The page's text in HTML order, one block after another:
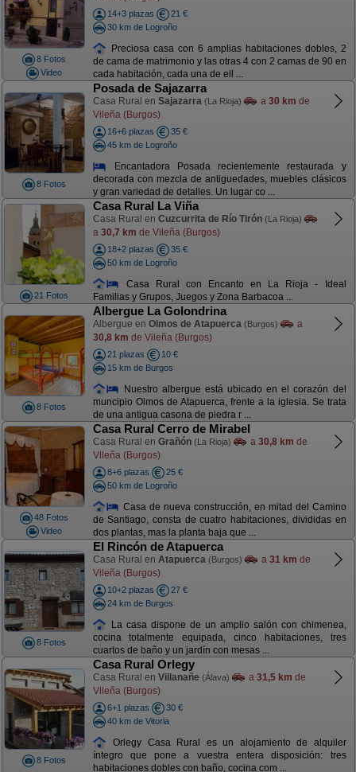
8 Fotos
Video
14+3 plazas
21 €
30 km de Logroño
Preciosa casa con 6 amplias habitaciones dobles, 2
de cama de matrimonio y las otras 4 con 2 camas de 90 en
cada habitación, cada una de ell ...
8 Fotos
Posada de Sajazarra
Casa Rural en Sajazarra (La Rioja) a 30 km de
Vileña (Burgos)
16+6 plazas
35 €
45 km de Logroño
Encantadora Posada recientemente restaurada y
decorada con mezcla de antiguedades, muebles clásicos
y gran variedad de detalles. Un lugar co ...
21 Fotos
Casa Rural La Viña
Casa Rural en Cuzcurrita de Río Tirón (La Rioja)
a 30,7 km de Vileña (Burgos)
18+2 plazas
35 €
50 km de Logroño
Casa Rural con Encanto en La Rioja - Ideal
Familias y Grupos, Juegos y Zona Barbacoa ...
8 Fotos
Albergue La Golondrina
Albergue en Olmos de Atapuerca (Burgos)
a
30,8 km de Vileña (Burgos)
21 plazas
10 €
15 km de Burgos
Nuestro albergue está ubicado en el corazón del
muncipio Olmos de Atapuerca, frente a la iglesia. Se trata
de una antigua casona de piedra r ...
48 Fotos
Video
Casa Rural Cerro de Mirabel
Casa Rural en Grañón (La Rioja) a 30,8 km de
Vileña (Burgos)
8+6 plazas
25 €
50 km de Logroño
Casa de nueva construcción, en mitad del Camino
de Santiago, consta de cuatro habitaciones, divididas en
dos plantas, mas la planta baja que ...
8 Fotos
El Rincón de Atapuerca
Casa Rural en Atapuerca (Burgos) a 31 km de
Vileña (Burgos)
10+2 plazas
27 €
24 km de Burgos
La casa dispone de un amplio salón con chimenea,
cocina totalmente equipada, cinco habitaciones, tres
cuartos de baño y un jardín con mesas ...
8 Fotos
Casa Rural Orlegy
Casa Rural en Villanañe (Álava) a 31,5 km de
Vileña (Burgos)
6+1 plazas
30 €
40 km de Vitoria
Orlegy Casa Rural es un alojamiento de alquiler
íntegro que pone a vuestra entera disposición: tres
habitaciones dobles con baño, cocina com ...